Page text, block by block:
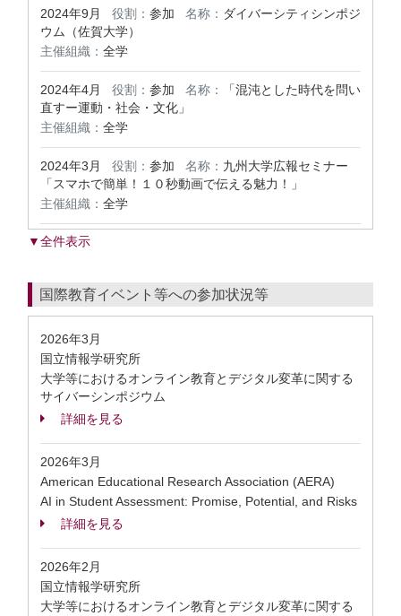
2024年9月 役割： 参加 名称： ダイバーシティシンポジ
ウム（佐賀大学）
主催組織： 全学
2024年4月 役割： 参加 名称：
「混沌とした時代を問い
直すー運動・社会・文化」
主催組織： 全学
2024年3月 役割： 参加 名称： 九州大学広報セミナー
「スマホで簡単！１０秒動画で伝える魅力！」
主催組織： 全学
▼全件表示
国際教育イベント等への参加状況等
2026年3月
国立情報学研究所
大学等におけるオンライン教育とデジタル変革に関する
サイバーシンポジウム
詳細を見る
2026年3月
American Educational Research Association (AERA)
AI in Student Assessment: Promise, Potential, and Risks
詳細を見る
2026年2月
国立情報学研究所
大学等におけるオンライン教育とデジタル変革に関する